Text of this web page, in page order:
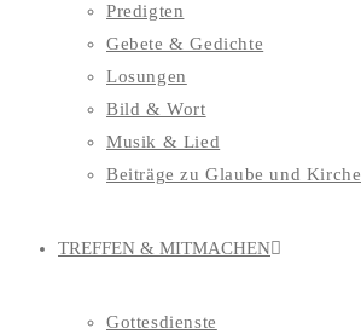
Predigten
Gebete & Gedichte
Losungen
Bild & Wort
Musik & Lied
Beiträge zu Glaube und Kirche
TREFFEN & MITMACHEN
Gottesdienste